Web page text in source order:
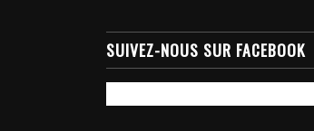
SUIVEZ-NOUS SUR FACEBOOK